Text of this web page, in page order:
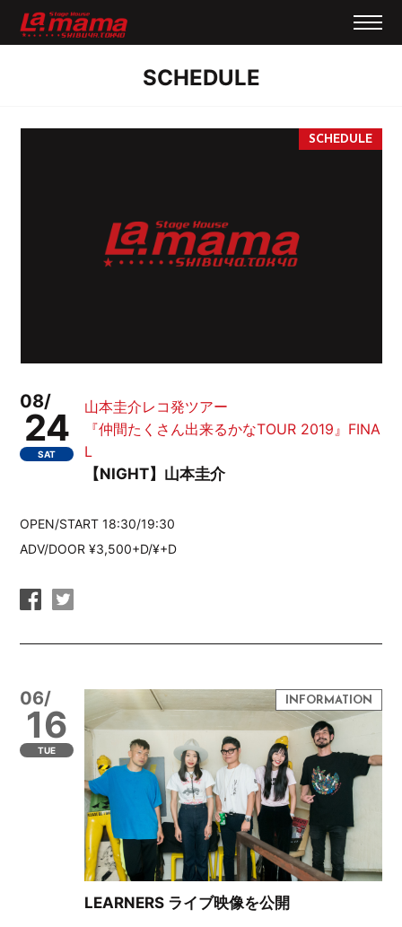
SCHEDULE
08/
24
SAT
山本圭介レコ発ツアー
『仲間たくさん出来るかなTOUR 2019』FINA
L
【NIGHT】山本圭介
OPEN/START 18:30/19:30
ADV/DOOR ¥3,500+D/¥+D
06/
16
TUE
LEARNERS ライブ映像を公開